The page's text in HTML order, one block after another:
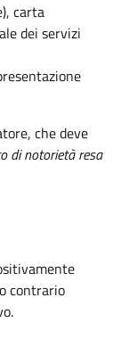
carta
dei servizi
che deve
di notorietà resa
contrario